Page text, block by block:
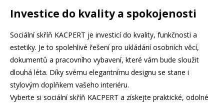
Investice do kvality a spokojenosti
Sociální skříň KACPERT je investicí do kvality, funkčnosti a
estetiky. Je to spolehlivé řešení pro ukládání osobních věcí,
dokumentů a pracovního vybavení, které vám bude sloužit
dlouhá léta. Díky svému elegantnímu designu se stane i
stylovým doplňkem vašeho interiéru.
Vyberte si sociální skříň KACPERT a získejte praktické, odolné